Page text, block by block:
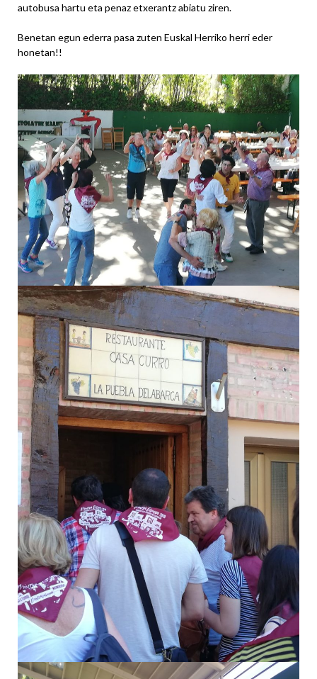
autobusa hartu eta penaz etxerantz abiatu ziren.
Benetan egun ederra pasa zuten Euskal Herriko herri eder
honetan!!